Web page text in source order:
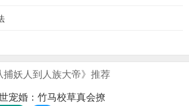
捕妖人到人族大帝》推荐
宠婚：竹马校草真会撩